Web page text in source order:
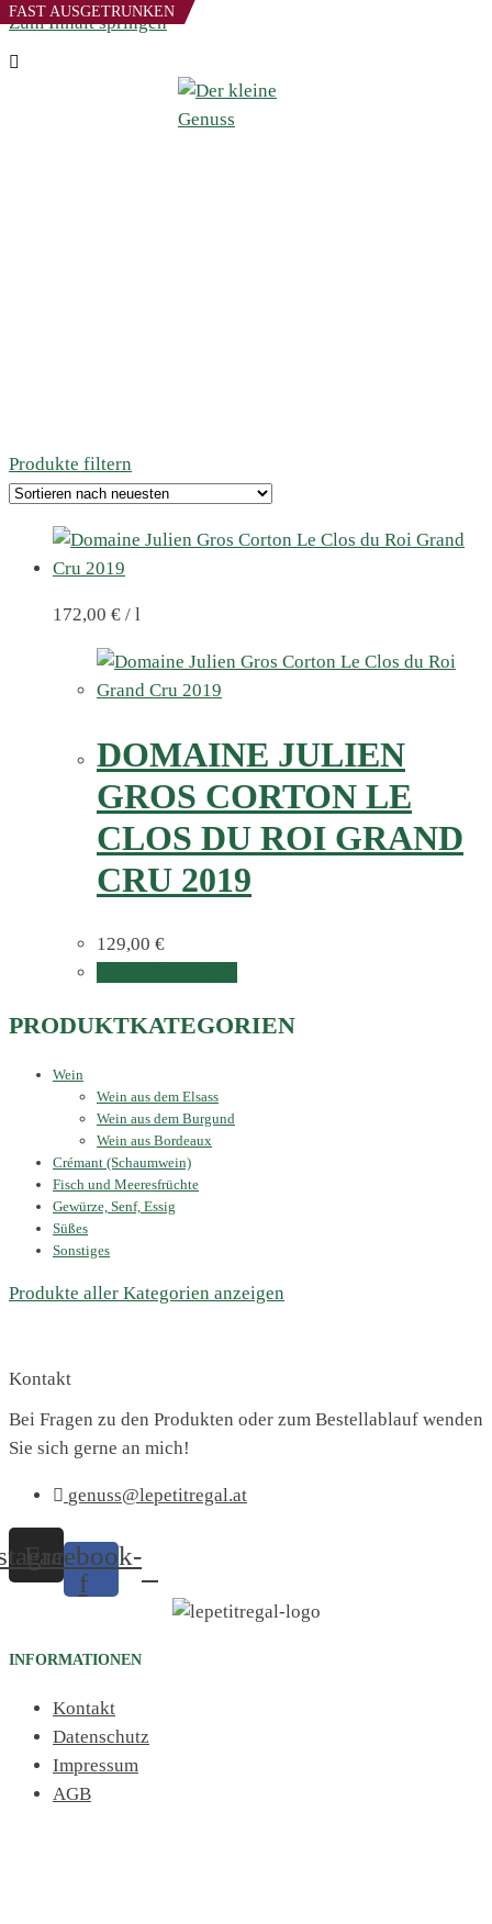
Zum Inhalt springen
Produkte filtern
172,00 € / l
FAST AUSGETRUNKEN
DOMAINE JULIEN
GROS CORTON LE
CLOS DU ROI GRAND
CRU 2019
129,00 €
PRODUKTKATEGORIEN
Wein
Wein aus dem Elsass
Wein aus dem Burgund
Wein aus Bordeaux
Crémant (Schaumwein)
Fisch und Meeresfrüchte
Gewürze, Senf, Essig
Süßes
Sonstiges
Produkte aller Kategorien anzeigen
Kontakt
Bei Fragen zu den Produkten oder zum Bestellablauf wenden
Sie sich gerne an mich!
genuss@lepetitregal.at
Facebook-
f
INFORMATIONEN
Kontakt
Datenschutz
Impressum
AGB